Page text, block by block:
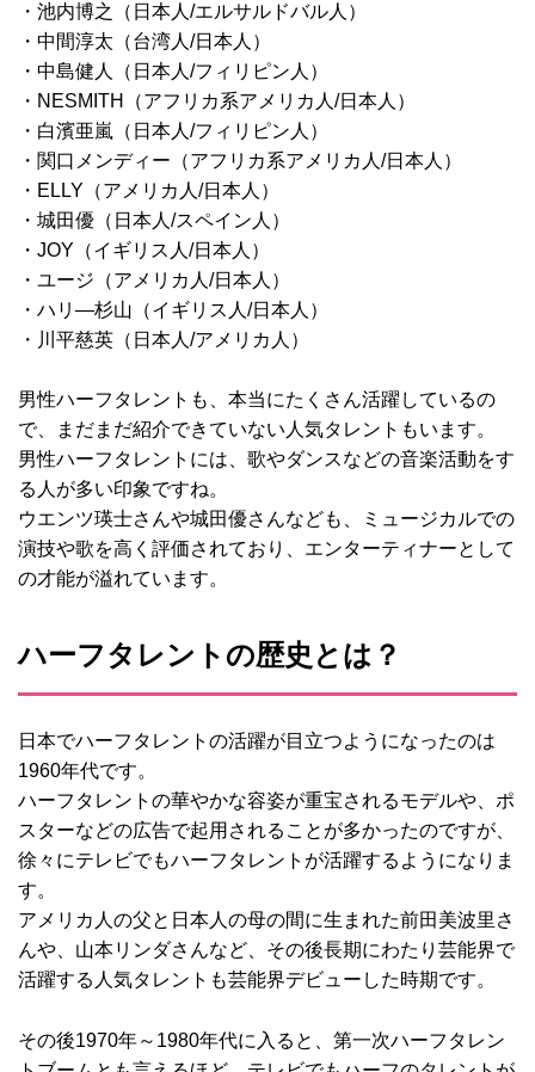
・池内博之（日本人/エルサルドバル人）
・中間淳太（台湾人/日本人）
・中島健人（日本人/フィリピン人）
・NESMITH（アフリカ系アメリカ人/日本人）
・白濱亜嵐（日本人/フィリピン人）
・関口メンディー（アフリカ系アメリカ人/日本人）
・ELLY（アメリカ人/日本人）
・城田優（日本人/スペイン人）
・JOY（イギリス人/日本人）
・ユージ（アメリカ人/日本人）
・ハリ―杉山（イギリス人/日本人）
・川平慈英（日本人/アメリカ人）
男性ハーフタレントも、本当にたくさん活躍しているの
で、まだまだ紹介できていない人気タレントもいます。
男性ハーフタレントには、歌やダンスなどの音楽活動をす
る人が多い印象ですね。
ウエンツ瑛士さんや城田優さんなども、ミュージカルでの
演技や歌を高く評価されており、エンターティナーとして
の才能が溢れています。
ハーフタレントの歴史とは？
日本でハーフタレントの活躍が目立つようになったのは
1960年代です。
ハーフタレントの華やかな容姿が重宝されるモデルや、ポ
スターなどの広告で起用されることが多かったのですが、
徐々にテレビでもハーフタレントが活躍するようになりま
す。
アメリカ人の父と日本人の母の間に生まれた前田美波里さ
んや、山本リンダさんなど、その後長期にわたり芸能界で
活躍する人気タレントも芸能界デビューした時期です。
その後1970年～1980年代に入ると、第一次ハーフタレン